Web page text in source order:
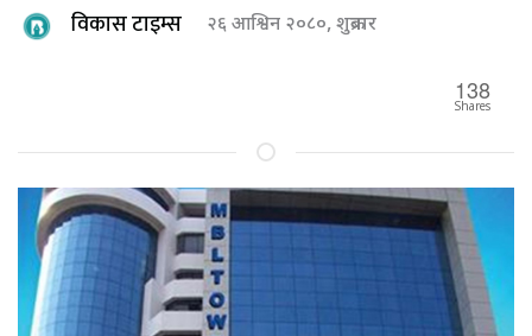
विकास टाइम्स २६ आश्विन २०८०, शुक्रबार
138
Shares